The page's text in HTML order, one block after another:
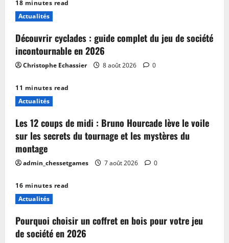
18 minutes read
Actualités
Découvrir cyclades : guide complet du jeu de société
incontournable en 2026
Christophe Echassier 8 août 2026 0
11 minutes read
Actualités
Les 12 coups de midi : Bruno Hourcade lève le voile
sur les secrets du tournage et les mystères du
montage
admin_chessetgames 7 août 2026 0
16 minutes read
Actualités
Pourquoi choisir un coffret en bois pour votre jeu
de société en 2026